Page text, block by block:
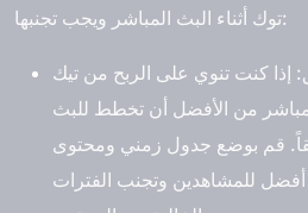
توك أثناء البث المباشر ويجب تجنبها:
: إذا كنت تنوي على الربح من تيك
من الأفضل أن تخطط للبث
قم بوضع جدول زمني ومحتوى
أفضل للمشاهدين وتجنب الفترات